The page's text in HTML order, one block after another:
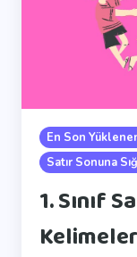
En Son
Satır Sonuna
1. Sınıf
Kelimeler